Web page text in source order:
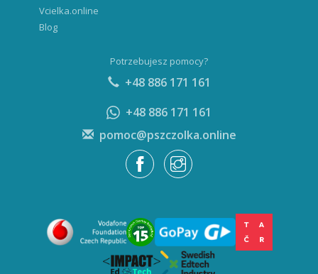
Vcielka.online
Blog
Potrzebujesz pomocy?
+48 886 171 161
+48 886 171 161
pomoc@pszczolka.online